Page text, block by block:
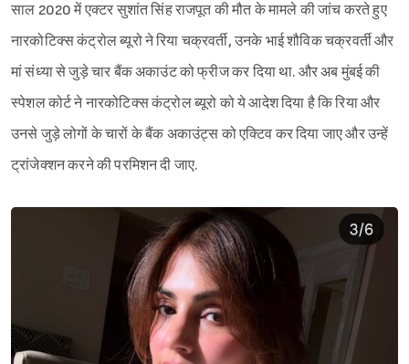
Sign in
साल 2020 में एक्टर सुशांत सिंह राजपूत की मौत के मामले की जांच करते हुए
नारकोटिक्स कंट्रोल ब्यूरो ने रिया चक्रवर्ती, उनके भाई शौविक चक्रवर्ती और
मां संध्या से जुड़े चार बैंक अकाउंट को फ्रीज कर दिया था. और अब मुंबई की
स्पेशल कोर्ट ने नारकोटिक्स कंट्रोल ब्यूरो को ये आदेश दिया है कि रिया और
उनसे जुड़े लोगों के चारों के बैंक अकाउंट्स को एक्टिव कर दिया जाए और उन्हें
ट्रांजेक्शन करने की परमिशन दी जाए.